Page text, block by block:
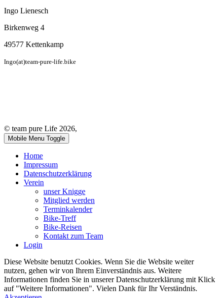
Ingo Lienesch
Birkenweg 4
49577 Kettenkamp
Ingo(at)team-pure-life.bike
© team pure Life 2026,
Mobile Menu Toggle
Home
Impressum
Datenschutzerklärung
Verein
unser Knigge
Mitglied werden
Terminkalender
Bike-Treff
Bike-Reisen
Kontakt zum Team
Login
Diese Website benutzt Cookies. Wenn Sie die Website weiter
nutzen, gehen wir von Ihrem Einverständnis aus. Weitere
Informationen finden Sie in unserer Datenschutzerklärung mit Klick
auf "Weitere Informationen". Vielen Dank für Ihr Verständnis.